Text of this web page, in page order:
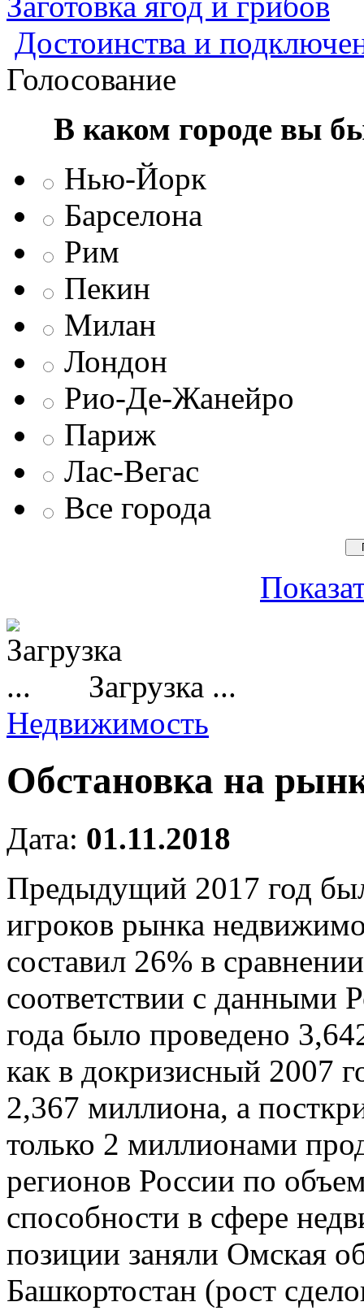
Достоинства и
Голосование
В каком городе вы
Нью-Йорк
Барселона
Рим
Пекин
Милан
Лондон
Рио-Де-Жанейро
Париж
Лас-Вегас
Все города
Загрузка ...
Недвижимость
Обстановка на
Дата: 01.11.2018
Предыдущий 2017 год
игроков рынка
составил 26% в
соответствии с данными
года было проведено
как в докризисный 2007
2,367 миллиона, а
только 2 миллионами
регионов России по
способности в сфере
позиции заняли Омская
Башкортостан (рост